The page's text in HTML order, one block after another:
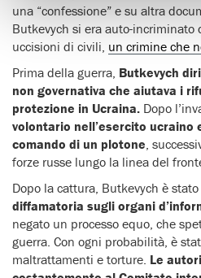
una “confessione” e su altra
Butkevych si era auto-
uccisioni di civili, un crimine che
Prima della guerra, Butkevych
non governativa che aiutava i
protezione in Ucraina. Dopo
volontario nell’esercito ucraino
comando di un plotone ,
forze russe lungo la linea del
Dopo la cattura, Butkevych è stato
diffamatoria sugli organi
negato un processo equo, che
guerra. Con ogni probabilità, è
maltrattamenti e torture. Le